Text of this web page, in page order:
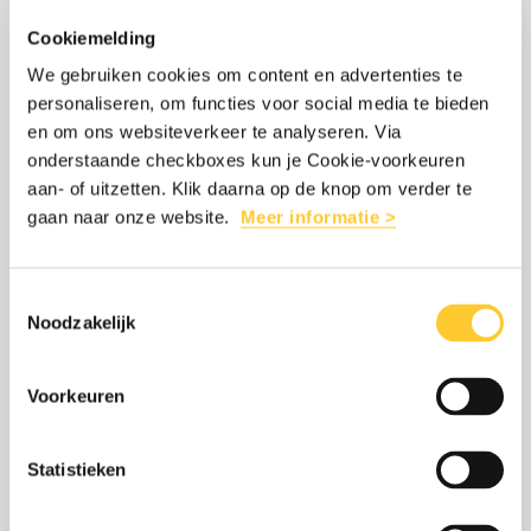
Cookiemelding
We gebruiken cookies om content en advertenties te
personaliseren, om functies voor social media te bieden
en om ons websiteverkeer te analyseren. Via
onderstaande checkboxes kun je Cookie-voorkeuren
aan- of uitzetten. Klik daarna op de knop om verder te
gaan naar onze website. Meer informatie >
Noodzakelijk
Voorkeuren
Statistieken
NA ÉÉN JAAR VREDE IN SYRIË GLOORT
VOORZICHTIG HOOP
8 december 2025
Een jaar geleden kwam er een einde aan
het Assad-regime. Er is weer hoop, maar
de toekomst van Syrië is onzeker. Hoe
OVER: NA ÉÉN JAAR VREDE IN
meer
Na
één
jaar
vrede
in
Syrië
hoop
GIRO555 HIELP 15,4 MILJOEN MENSEN
Lees
over: